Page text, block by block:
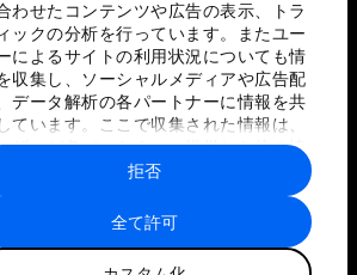
わせたコンテンツや広告の表示、トラ
ックの分析を行っています。またユー
によるサイトの利用状況についても情
収集し、ソーシャルメディアや広告配
データ解析の各パートナーに情報を共
ています。ここで収集された情報は、
ザーが各パートナーに提供した他の情
各パートナーのサービスを使用した際
集された情報と組み合わされ、各パー
ーによって使用されることがありま
全て許可
拒否